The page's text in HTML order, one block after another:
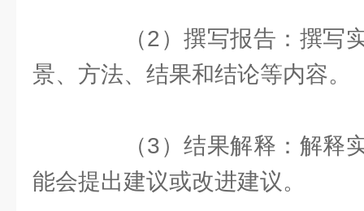
（2）撰写报告：撰写实
景、方法、结果和结论等内容。
（3）结果解释：解释实
能会提出建议或改进建议。